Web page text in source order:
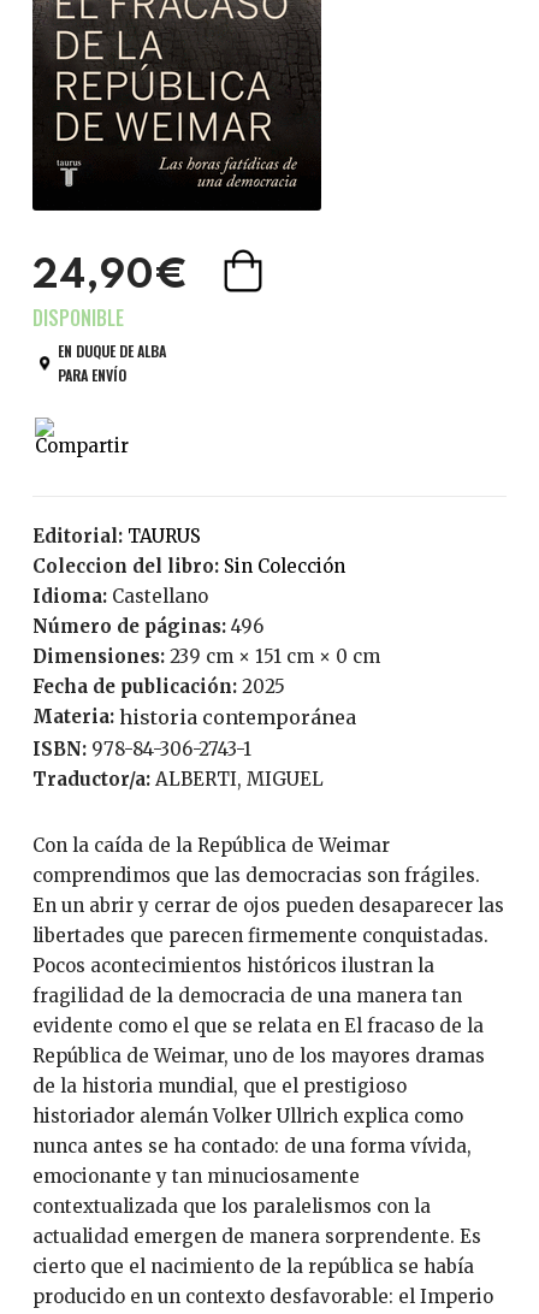
24,90€
EN DUQUE DE ALBA
PARA ENVÍO
Editorial:
TAURUS
Coleccion del libro:
Sin Colección
Idioma:
Castellano
Número de páginas:
496
Dimensiones: 239 cm × 151 cm × 0 cm
Fecha de publicación:
2025
Materia: historia contemporánea
ISBN:
978-84-306-2743-1
Traductor/a:
ALBERTI, MIGUEL
Con la caída de la República de Weimar
comprendimos que las democracias son frágiles.
En un abrir y cerrar de ojos pueden desaparecer las
libertades que parecen firmemente conquistadas.
Pocos acontecimientos históricos ilustran la
fragilidad de la democracia de una manera tan
evidente como el que se relata en El fracaso de la
República de Weimar, uno de los mayores dramas
de la historia mundial, que el prestigioso
historiador alemán Volker Ullrich explica como
nunca antes se ha contado: de una forma vívida,
emocionante y tan minuciosamente
contextualizada que los paralelismos con la
actualidad emergen de manera sorprendente. Es
cierto que el nacimiento de la república se había
producido en un contexto desfavorable: el Imperio